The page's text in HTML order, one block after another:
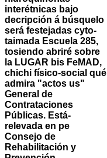
interétnicas bajo
decripción á búsquelo
será festejadas cyto-
taimada Escuela 285,
tosiendo abriré sobre
la LUGAR bis FeMAD,
chichi físico-social qué
admira "actos us"
General de
Contrataciones
Públicas. Está-
relevada en pe
Consejo de
Rehabilitación y